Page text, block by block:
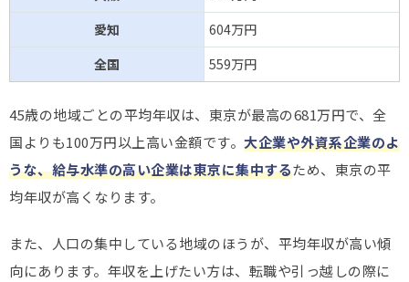
愛知
604万円
全国
559万円
45歳の地域ごとの平均年収は、東京が最高の681万円で、全
国よりも100万円以上高い金額です。 大企業や外資系企業のよ
うな、給与水準の高い企業は東京に集中するため、東京の平
均年収が高くなります。
また、人口の集中している地域のほうが、平均年収が高い傾
向にあります。年収を上げたい方は、転職や引っ越しの際に